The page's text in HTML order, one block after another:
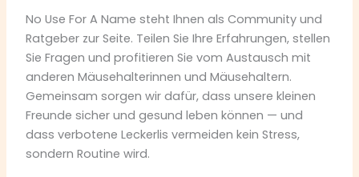
No Use For A Name steht Ihnen als Community und
Ratgeber zur Seite. Teilen Sie Ihre Erfahrungen, stellen
Sie Fragen und profitieren Sie vom Austausch mit
anderen Mäusehalterinnen und Mäusehaltern.
Gemeinsam sorgen wir dafür, dass unsere kleinen
Freunde sicher und gesund leben können — und
dass verbotene Leckerlis vermeiden kein Stress,
sondern Routine wird.